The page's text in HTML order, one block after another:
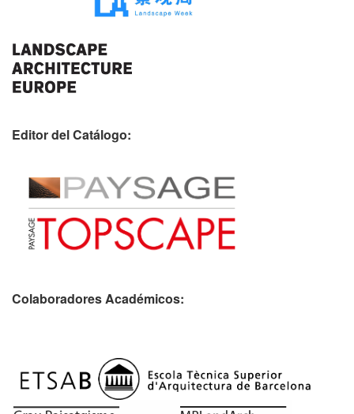
Editor del Catálogo:
Colaboradores Académicos: